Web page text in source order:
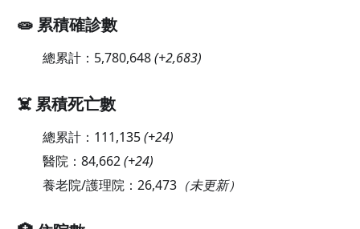
🧫 累積確診數
總累計： 5,780,648(+2,683)
☠️ 累積死亡數
總累計： 111,135(+24)
醫院： 84,662(+24)
養老院/護理院： 26,473（未更新）